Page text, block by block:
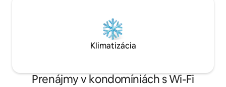
Klimatizácia
Prenájmy v kondomíniách s Wi-Fi